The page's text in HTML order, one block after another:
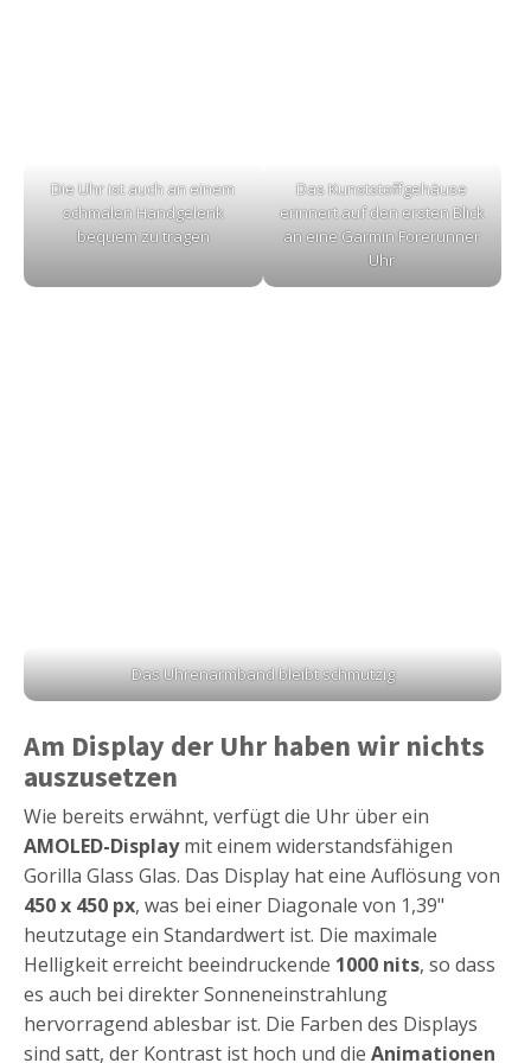
Die Uhr ist auch an einem
schmalen Handgelenk
bequem zu tragen
Das Kunststoffgehäuse
erinnert auf den ersten Blick
an eine Garmin Forerunner
Uhr
Das Uhrenarmband bleibt schmutzig
Am Display der Uhr haben wir nichts
auszusetzen
Wie bereits erwähnt, verfügt die Uhr über ein
AMOLED-Displaymit einem widerstandsfähigen
Gorilla Glass Glas. Das Display hat eine Auflösung von
450 x 450 px, was bei einer Diagonale von 1,39"
heutzutage ein Standardwert ist. Die maximale
Helligkeit erreicht beeindruckende 1000 nits, so dass
es auch bei direkter Sonneneinstrahlung
hervorragend ablesbar ist. Die Farben des Displays
sind satt, der Kontrast ist hoch und die Animationen